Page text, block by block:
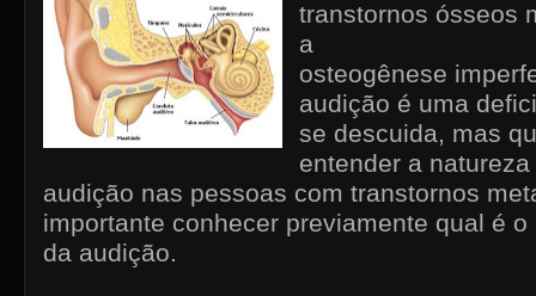
transtornos ósseos
a
osteogênese
audição é uma
se descuida, mas
entender a
audição nas pessoas com transtornos
importante conhecer previamente qual é
da audição.